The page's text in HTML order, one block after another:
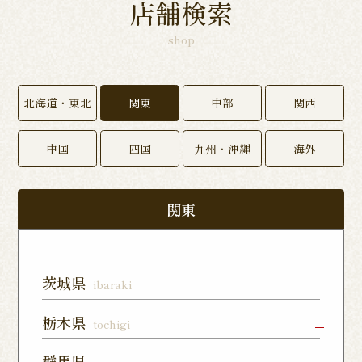
店舗検索
shop
北海道・東北 関東 中部 関西
中国 四国 九州・沖縄 海外
関東
茨城県 ibaraki
水戸店
森通り店
栃木県 tochigi
宇都宮店